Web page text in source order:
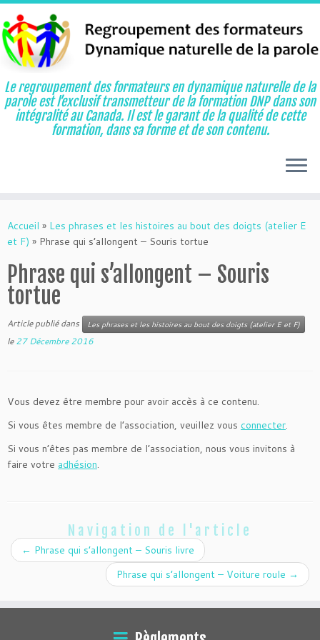
au
contenu
Le regroupement des formateurs en dynamique naturelle de la
parole est l’exclusif transmetteur de la formation DNP dans son
intégralité au Canada. Il est le garant de la qualité de cette
formation, dans sa forme et de son contenu.
Accueil » Les phrases et les histoires au bout des doigts (atelier E
et F) » Phrase qui s’allongent – Souris tortue
Phrase qui s’allongent – Souris
tortue
Article publié dans Les phrases et les histoires au bout des doigts (atelier E et F)
le27 Décembre 2016
Vous devez être membre pour avoir accès à ce contenu.
Si vous êtes membre de l’association, veuillez vous connecter.
Si vous n’êtes pas membre de l’association, nous vous invitons à
faire votre adhésion.
Navigation de l'article
← Phrase qui s’allongent – Souris livre
Phrase qui s’allongent – Voiture roule →